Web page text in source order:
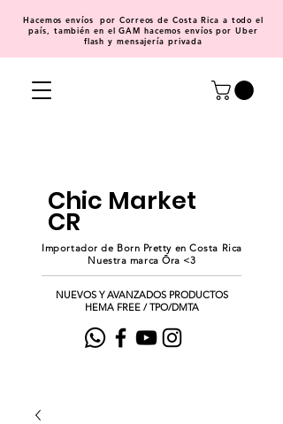
Hacemosenvíos por Correos de Costa Rica a todo el
país, también en el GAM hacemos envíos por Uber
flash y mensajería privada
Chic Market
CR
Importador de Born Pretty en Costa Rica
Nuestra marca Ōra <3
NUEVOS Y AVANZADOS PRODUCTOS
HEMA FREE / TPO/DMTA